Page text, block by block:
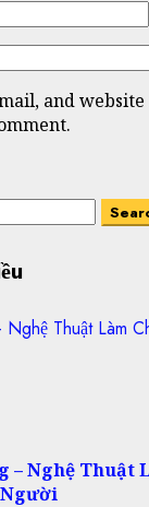
and
Thuật Làm
– Nghệ Thuật